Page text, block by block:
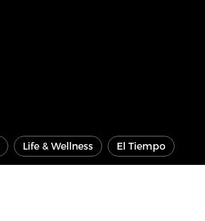
Life & Wellness El Tiempo